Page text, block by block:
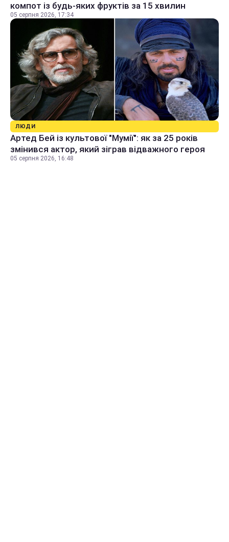
компот із будь-яких фруктів за 15 хвилин
05 серпня 2026, 17:34
ЛЮДИ
Артед Бей із культової "Мумії": як за 25 років
змінився актор, який зіграв відважного героя
05 серпня 2026, 16:48